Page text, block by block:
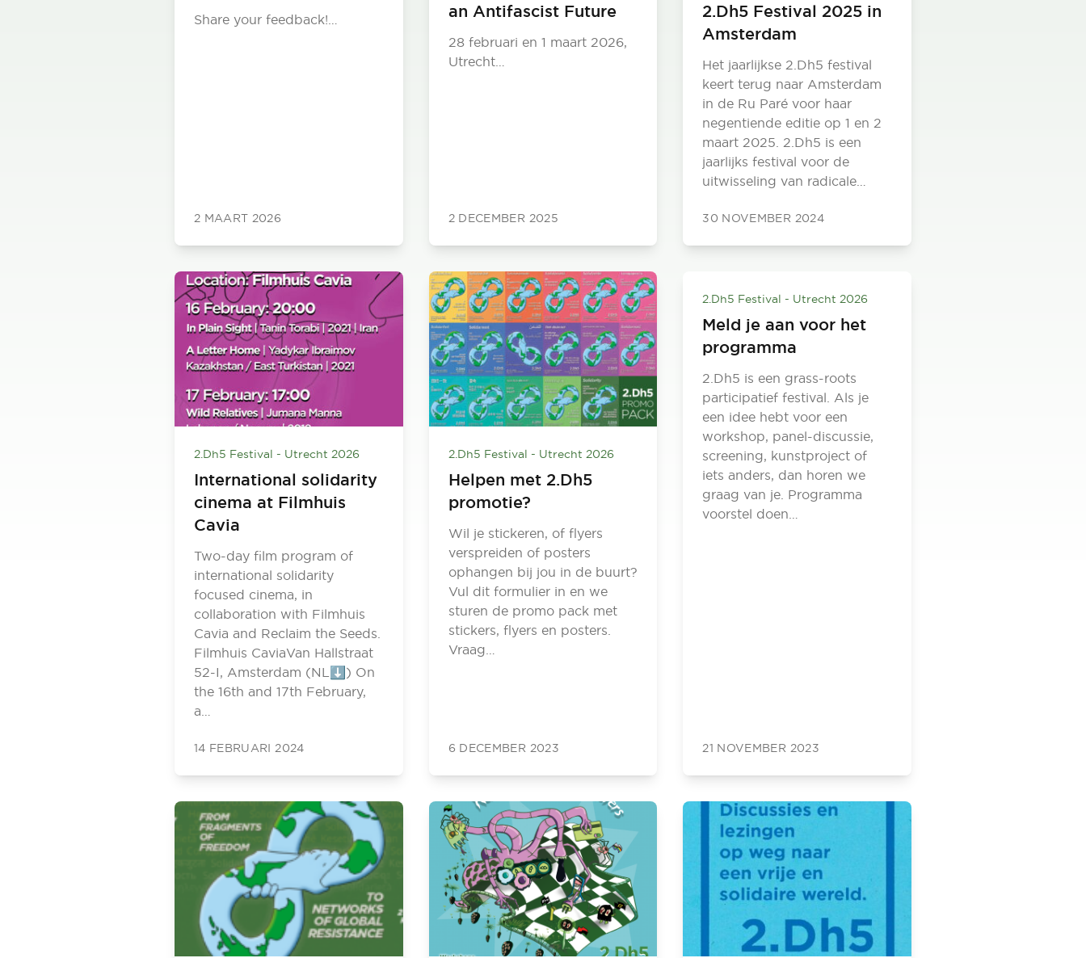
Share your feedback!…
2 MAART 2026
an Antifascist Future
28 februari en 1 maart 2026,
Utrecht…
2 DECEMBER 2025
2.Dh5 Festival 2025 in
Amsterdam
Het jaarlijkse 2.Dh5 festival
keert terug naar Amsterdam
in de Ru Paré voor haar
negentiende editie op 1 en 2
maart 2025. 2.Dh5 is een
jaarlijks festival voor de
uitwisseling van radicale…
30 NOVEMBER 2024
2.Dh5 Festival - Utrecht 2026
International solidarity
cinema at Filmhuis
Cavia
Two-day film program of
international solidarity
focused cinema, in
collaboration with Filmhuis
Cavia and Reclaim the Seeds.
Filmhuis CaviaVan Hallstraat
52-I, Amsterdam (NL⬇️) On
the 16th and 17th February,
a…
14 FEBRUARI 2024
2.Dh5 Festival - Utrecht 2026
Helpen met 2.Dh5
promotie?
Wil je stickeren, of flyers
verspreiden of posters
ophangen bij jou in de buurt?
Vul dit formulier in en we
sturen de promo pack met
stickers, flyers en posters.
Vraag…
6 DECEMBER 2023
2.Dh5 Festival - Utrecht 2026
Meld je aan voor het
programma
2.Dh5 is een grass-roots
participatief festival. Als je
een idee hebt voor een
workshop, panel-discussie,
screening, kunstproject of
iets anders, dan horen we
graag van je. Programma
voorstel doen…
21 NOVEMBER 2023